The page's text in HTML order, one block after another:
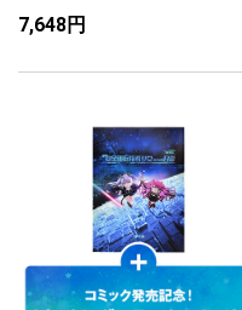
7,648円